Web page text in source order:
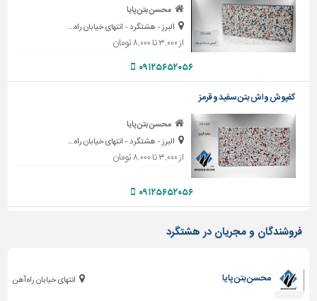
ابزار،یراق
و
ماشین
برقی،روشنایی،ایمنی
محوطه
سازی
و
نما
تاسیسات
شهرسازی،
محسن بتن پایا
البرز - هشتگرد - انتهای خیابان راه...
از ۳,۰۰۰ تا ۸,۰۰۰ تومان
۰۹۱۲۵۶۵۲۰۵۶
کفپوش واش بتن سفید و قرمز
محسن بتن پایا
البرز - هشتگرد - انتهای خیابان راه...
از ۳,۰۰۰ تا ۸,۰۰۰ تومان
۰۹۱۲۵۶۵۲۰۵۶
فروشندگان و مجریان در هشتگرد
انتهای خیابان راه آهن محسن بتن پایا